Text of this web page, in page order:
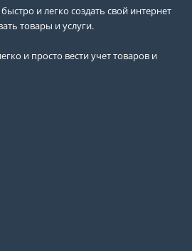
и легко создать свой интернет
товары и услуги.
и просто вести учет товаров и